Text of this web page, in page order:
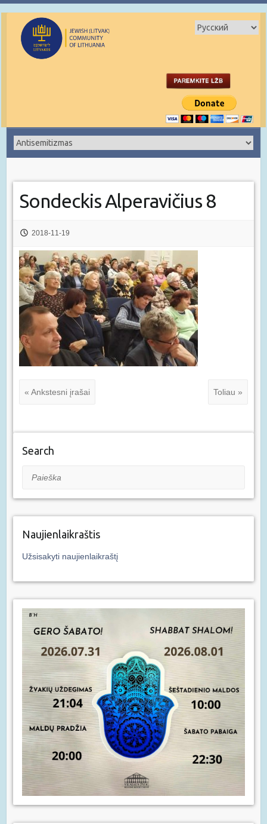
Sondeckis Alperavičius 8
2018-11-19
« Ankstesni įrašai Toliau »
Search
Paieška
Naujienlaikraštis
Užsisakyti naujienlaikraštį